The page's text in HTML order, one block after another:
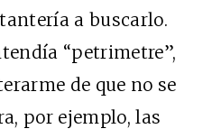
a buscarlo.
“petrimetre”,
de que no se
por ejemplo, las